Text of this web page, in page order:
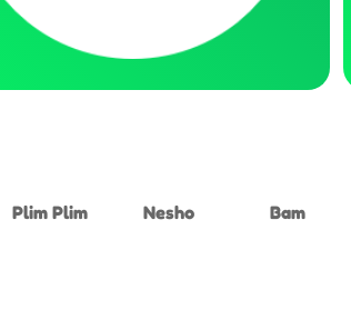
Plim Plim Nesho Bam